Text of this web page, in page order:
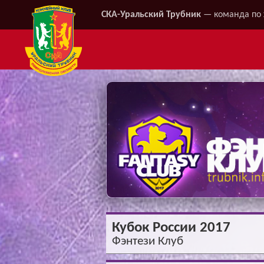
СКА-Уральский Трубник — команда по
Кубок России 2017
Фэнтези Клуб